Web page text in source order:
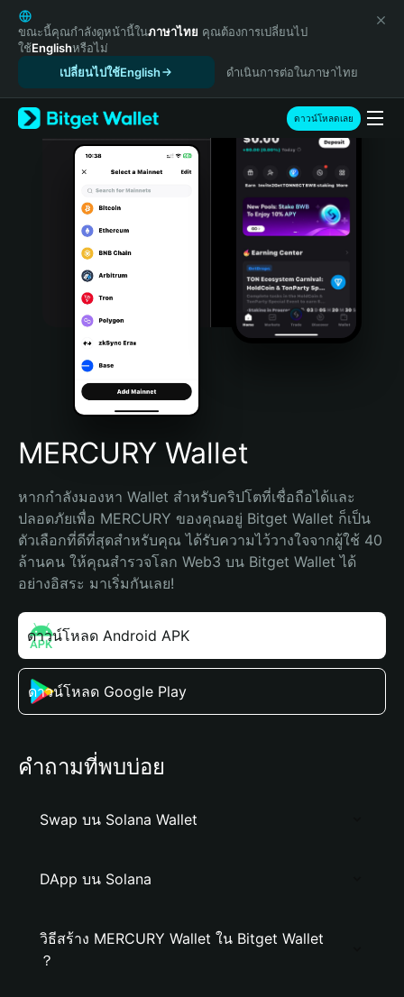
English
日本語
Tiếng Việt
Español (Latinoamérica)
Türkçe
Italiano
Português (Portugal)
Bahasa Indonesia
Português (Brasil)
Español (Argentina)
ขณะนี้คุณกำลังดูหน้านี้ในภาษาไทย คุณต้องการเปลี่ยนไป
ใช้Englishหรือไม่
เปลี่ยนไปใช้English
ดำเนินการต่อในภาษาไทย
ดาวน์โหลดเลย
MERCURY Wallet
หากกำลังมองหา Wallet สำหรับคริปโตที่เชื่อถือได้และ
ปลอดภัยเพื่อ MERCURY ของคุณอยู่ Bitget Wallet ก็เป็น
ตัวเลือกที่ดีที่สุดสำหรับคุณ ได้รับความไว้วางใจจากผู้ใช้ 40
ล้านคน ให้คุณสำรวจโลก Web3 บน Bitget Wallet ได้
อย่างอิสระ มาเริ่มกันเลย!
ดาวน์โหลด Android APK
ดาวน์โหลด Google Play
คำถามที่พบบ่อย
Swap บน Solana Wallet
DApp บน Solana
วิธีสร้าง MERCURY Wallet ใน Bitget Wallet
？